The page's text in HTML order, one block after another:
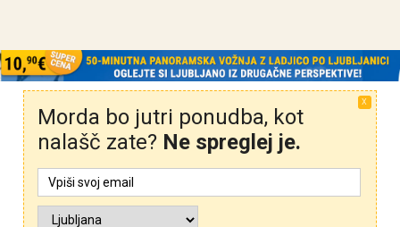
X
Morda bo jutri ponudba, kot
nalašč zate? Ne spreglej je.